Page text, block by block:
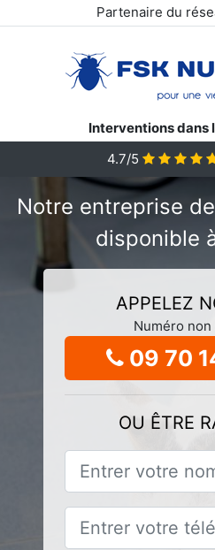
Partenaire du
Interventions dans
4.7/5
Notre entreprise
disponible
APPELEZ
Numéro
09 70
OU ÊTRE